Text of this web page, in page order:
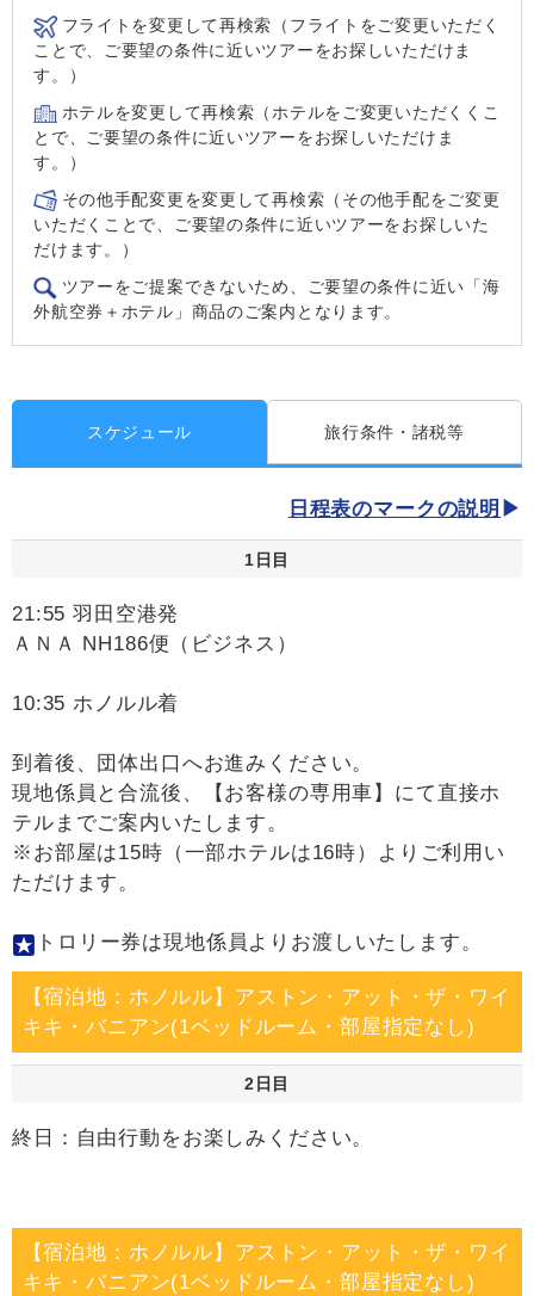
フライトを変更して再検索（フライトをご変更いただく
ことで、ご要望の条件に近いツアーをお探しいただけま
す。）
ホテルを変更して再検索（ホテルをご変更いただくくこ
とで、ご要望の条件に近いツアーをお探しいただけま
す。）
その他手配変更を変更して再検索（その他手配をご変更
いただくことで、ご要望の条件に近いツアーをお探しいた
だけます。）
ツアーをご提案できないため、ご要望の条件に近い「海
外航空券＋ホテル」商品のご案内となります。
スケジュール 旅行条件・諸税等
日程表のマークの説明
1日目
21:55 羽田空港発
ＡＮＡ NH186便（ビジネス）
10:35 ホノルル着
到着後、団体出口へお進みください。
現地係員と合流後、【お客様の専用車】にて直接ホ
テルまでご案内いたします。
※お部屋は15時（一部ホテルは16時）よりご利用い
ただけます。
トロリー券は現地係員よりお渡しいたします。
【宿泊地：ホノルル】アストン・アット・ザ・ワイ
キキ・バニアン(1ベッドルーム・部屋指定なし)
2日目
終日：自由行動をお楽しみください。
【宿泊地：ホノルル】アストン・アット・ザ・ワイ
キキ・バニアン(1ベッドルーム・部屋指定なし)